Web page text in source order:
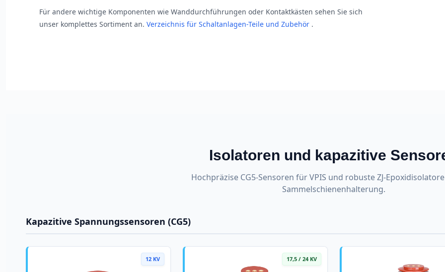
Für andere wichtige Komponenten wie Wanddurchführungen oder Kontaktkästen sehen Sie sich
unser komplettes Sortiment an.Verzeichnis für Schaltanlagen-Teile und Zubehör .
Isolatoren und kapazitive
Hochpräzise CG5-Sensoren für VPIS und robuste ZJ-
Sammelschienenhalterung.
Kapazitive Spannungssensoren (CG5)
12 KV 17,5 / 24 KV